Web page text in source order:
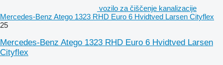
vozilo za čiščenje kanalizacije
Mercedes-Benz Atego 1323 RHD Euro 6 Hvidtved Larsen Cityflex
25
Mercedes-Benz Atego 1323 RHD Euro 6 Hvidtved Larsen
Cityflex